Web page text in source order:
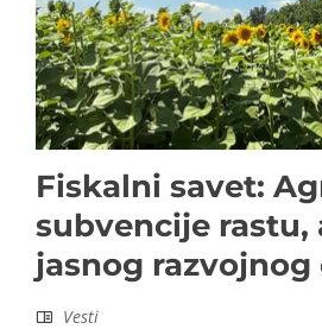
Fiskalni savet:
subvencije rastu,
jasnog razvojnog
Vesti